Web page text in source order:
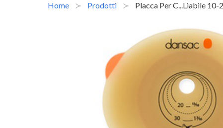
Home Prodotti Placca Per C...liabile 10-